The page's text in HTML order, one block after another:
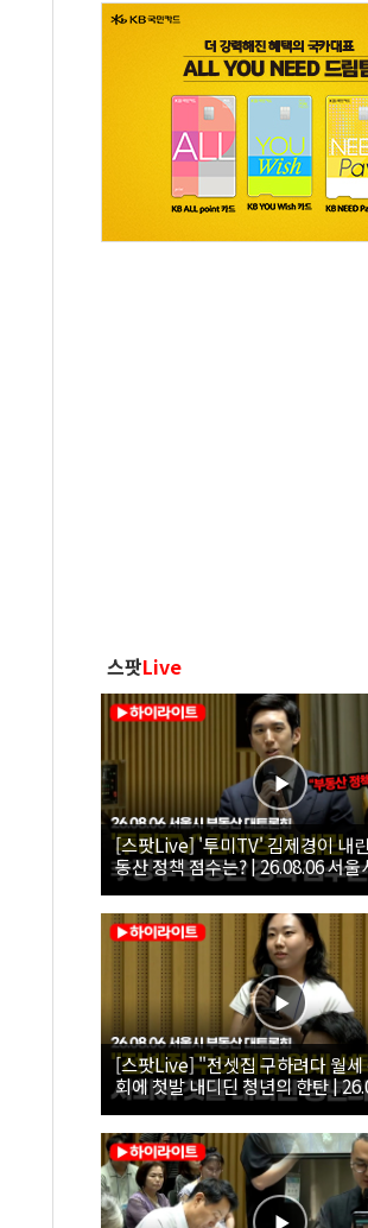
스팟Live
[스팟Live] '투미TV' 김제경이 내
동산 정책 점수는? | 26.08.06 서울
대토론회
[스팟Live] "전셋집 구하려다 월
회에 첫발 내디딘 청년의 한탄 |
시 부동산 대토론회